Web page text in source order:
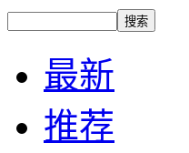
最新
推荐